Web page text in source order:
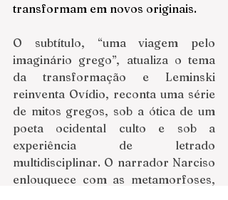
transformam em novos originais.
O subtítulo, “uma viagem pelo
imaginário grego”, atualiza o tema
da transformação e Leminski
reinventa Ovídio, reconta uma série
de mitos gregos, sob a ótica de um
poeta ocidental culto e sob a
experiência de letrado
multidisciplinar. O narrador Narciso
enlouquece com as metamorfoses,